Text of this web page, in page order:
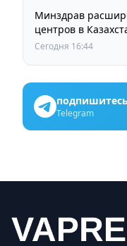
Минздрав
центров в
Сегодня 16:44
подпишитесь
Telegram